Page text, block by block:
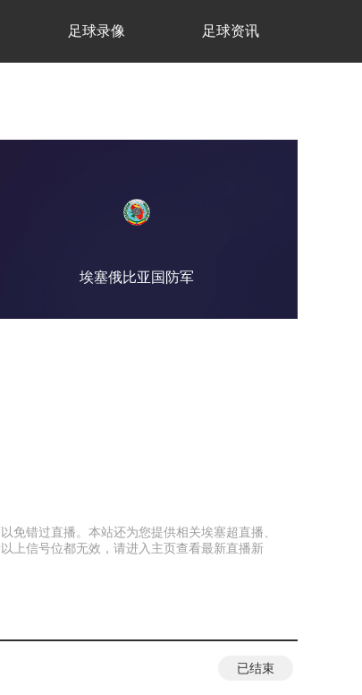
足球录像 足球资讯
埃塞俄比亚国防军
免错过直播。本站还为您提供相关埃塞超直播、
上信号位都无效，请进入主页查看最新直播新
已结束